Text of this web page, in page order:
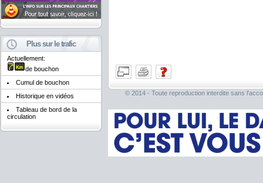
Plus sur le trafic
Actuellement:
de bouchon
Cumul de bouchon
Historique en vidéos
Tableau de bord de la
circulation
© 2014 - Toute reproduction interdite sans